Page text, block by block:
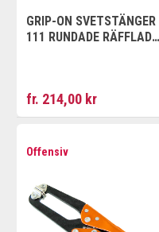
GRIP-ON SVETSTÄNGER
111 RUNDADE RÄFFLADE
fr. 214,00 kr
Offensiv